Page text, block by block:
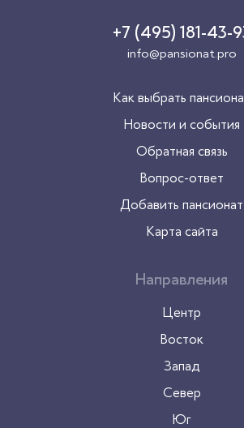
+7 (495) 181-43-
info@pansionat.pro
Как выбрать
Новости и события
Обратная связь
Вопрос-ответ
Добавить пансионат
Карта сайта
Направления
Центр
Восток
Запад
Север
Юг